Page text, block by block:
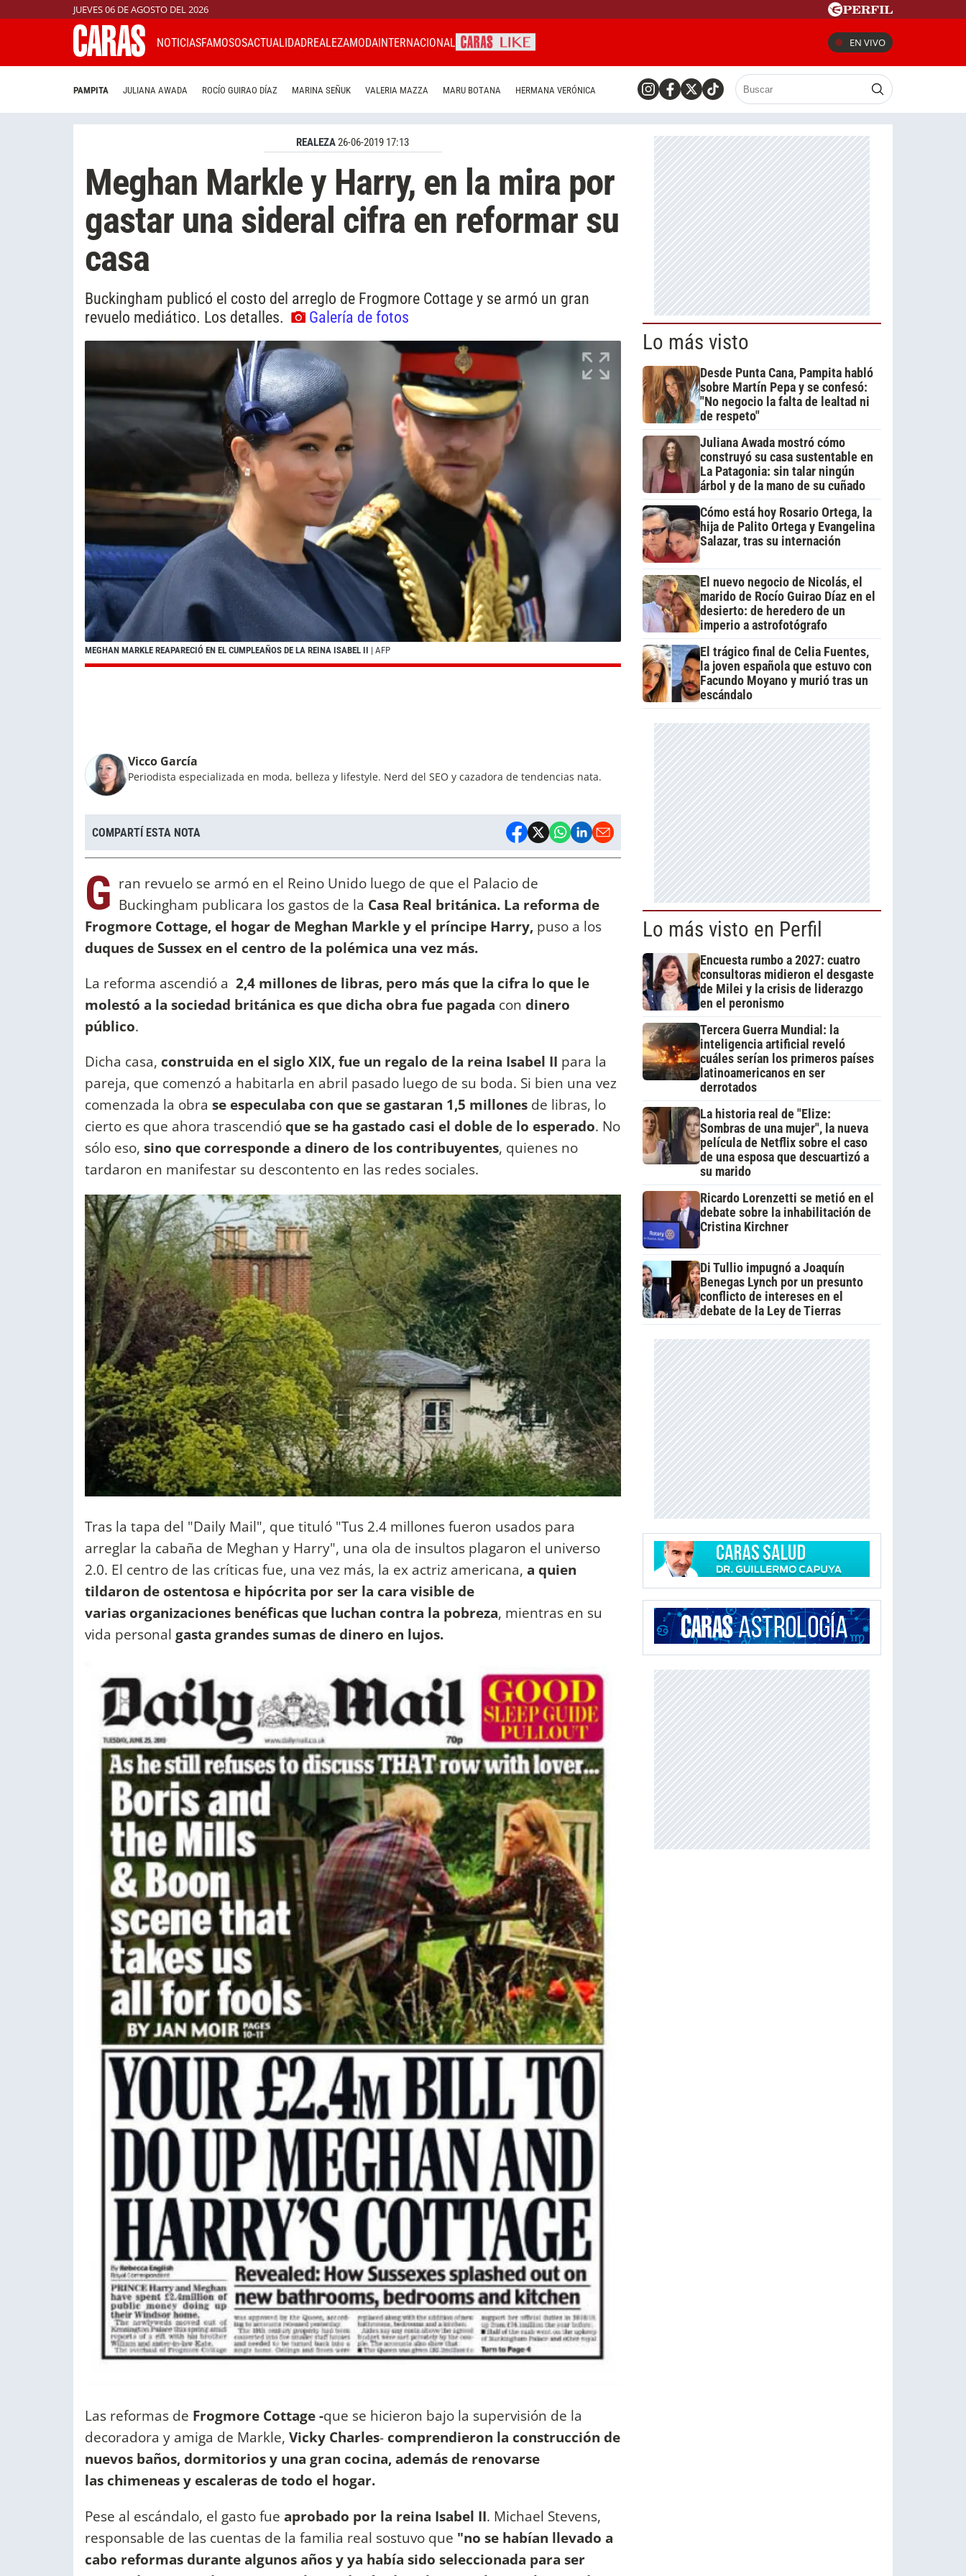
JUEVES 06 DE AGOSTO DEL 2026
NOTICIASFAMOSOSACTUALIDADREALEZAMODAINTERNACIONAL EN VIVO
PAMPITA JULIANA AWADA ROCÍO GUIRAO DÍAZ MARINA SEÑUK VALERIA MAZZA MARU BOTANA HERMANA VERÓNICA
REALEZA26-06-2019 17:13
Meghan Markle y Harry, en la mira por
gastar una sideral cifra en reformar su
casa
Buckingham publicó el costo del arreglo de Frogmore Cottage y se armó un gran
revuelo mediático. Los detalles.
Galería de fotos
MEGHAN MARKLE REAPARECIÓ EN EL CUMPLEAÑOS DE LA REINA ISABEL II | AFP
Vicco García
Periodista especializada en moda, belleza y lifestyle. Nerd del SEO y cazadora de tendencias nata.
COMPARTÍ ESTA NOTA
G ran revuelo se armó en el Reino Unido luego de que el Palacio de
Buckingham publicara los gastos de la Casa Real británica. La reforma de
Frogmore Cottage, el hogar de Meghan Markle y el príncipe Harry, puso a los
duques de Sussex en el centro de la polémica una vez más.
La reforma ascendió a 2,4 millones de libras, pero más que la cifra lo que le
molestó a la sociedad británica es que dicha obra fue pagada con dinero
público.
Dicha casa, construida en el siglo XIX, fue un regalo de la reina Isabel II para la
pareja, que comenzó a habitarla en abril pasado luego de su boda. Si bien una vez
comenzada la obra se especulaba con que se gastaran 1,5 millones de libras, lo
cierto es que ahora trascendióque se ha gastado casi el doble de lo esperado. No
sólo eso, sino que corresponde a dinero de los contribuyentes, quienes no
tardaron en manifestar su descontento en las redes sociales.
Tras la tapa del "Daily Mail", que tituló "Tus 2.4 millones fueron usados para
arreglar la cabaña de Meghan y Harry", una ola de insultos plagaron el universo
2.0. El centro de las críticas fue, una vez más, la ex actriz americana, a quien
tildaron de ostentosa e hipócrita por ser la cara visible de
varias organizaciones benéficas que luchan contra la pobreza, mientras en su
vida personal gasta grandes sumas de dinero en lujos.
Las reformas de Frogmore Cottage -que se hicieron bajo la supervisión de la
decoradora y amiga de Markle, Vicky Charles- comprendieron la construcción de
nuevos baños, dormitorios y una gran cocina, además de renovarse
las chimeneas y escaleras de todo el hogar.
Pese al escándalo, el gasto fue aprobado por la reina Isabel II. Michael Stevens,
responsable de las cuentas de la familia real sostuvo que "no se habían llevado a
cabo reformas durante algunos años y ya había sido seleccionada para ser
Lo más visto
Desde Punta Cana, Pampita habló
sobre Martín Pepa y se confesó:
"No negocio la falta de lealtad ni
de respeto"
Juliana Awada mostró cómo
construyó su casa sustentable en
La Patagonia: sin talar ningún
árbol y de la mano de su cuñado
Cómo está hoy Rosario Ortega, la
hija de Palito Ortega y Evangelina
Salazar, tras su internación
El nuevo negocio de Nicolás, el
marido de Rocío Guirao Díaz en el
desierto: de heredero de un
imperio a astrofotógrafo
El trágico final de Celia Fuentes,
la joven española que estuvo con
Facundo Moyano y murió tras un
escándalo
Lo más visto en Perfil
Encuesta rumbo a 2027: cuatro
consultoras midieron el desgaste
de Milei y la crisis de liderazgo
en el peronismo
Tercera Guerra Mundial: la
inteligencia artificial reveló
cuáles serían los primeros países
latinoamericanos en ser
derrotados
La historia real de "Elize:
Sombras de una mujer", la nueva
película de Netflix sobre el caso
de una esposa que descuartizó a
su marido
Ricardo Lorenzetti se metió en el
debate sobre la inhabilitación de
Cristina Kirchner
Di Tullio impugnó a Joaquín
Benegas Lynch por un presunto
conflicto de intereses en el
debate de la Ley de Tierras